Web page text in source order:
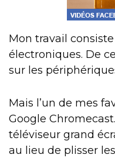
Mon travail
électroniques. De
sur les
Mais l’un de mes
Google
téléviseur grand
au lieu de plisser